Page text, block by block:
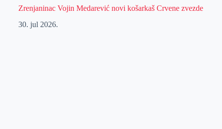
Zrenjaninac Vojin Medarević novi košarkaš Crvene zvezde
30. jul 2026.